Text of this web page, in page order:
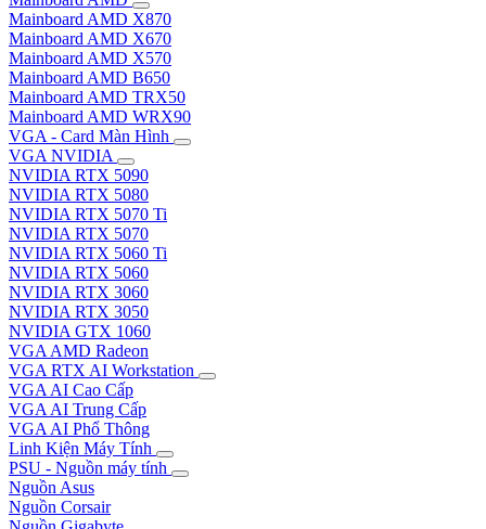
Mainboard AMD X870
Mainboard AMD X670
Mainboard AMD X570
Mainboard AMD B650
Mainboard AMD TRX50
Mainboard AMD WRX90
VGA - Card Màn Hình
VGA NVIDIA
NVIDIA RTX 5090
NVIDIA RTX 5080
NVIDIA RTX 5070 Ti
NVIDIA RTX 5070
NVIDIA RTX 5060 Ti
NVIDIA RTX 5060
NVIDIA RTX 3060
NVIDIA RTX 3050
NVIDIA GTX 1060
VGA AMD Radeon
VGA RTX AI Workstation
VGA AI Cao Cấp
VGA AI Trung Cấp
VGA AI Phổ Thông
Linh Kiện Máy Tính
PSU - Nguồn máy tính
Nguồn Asus
Nguồn Corsair